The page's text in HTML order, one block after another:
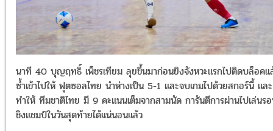
นาที 40 บุญฤทธิ์ เพ็ชรเทียม ลุยขึ้นมาก่อนยิงจังหวะแรกไปติดบล็อคแ
ซ้ำเข้าไปให้ ฟุตซอลไทย นำห่างเป็น 5-1 และจบเกมไปด้วยสกอร์นี้ และ
ทำให้ ทีมชาติไทย มี 9 คะแนนเต็มจากสามนัด การันตีการผ่านไปเล่นร
ชิงแชมป์ในวันสุดท้ายได้แน่นอนแล้ว